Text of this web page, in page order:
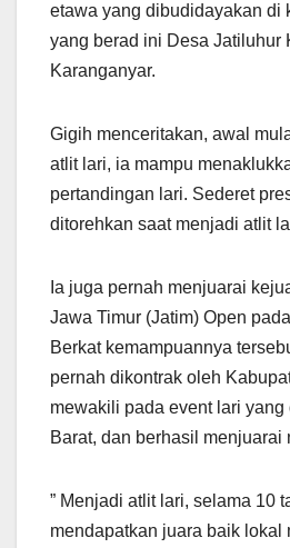
etawa yang dibudidayakan di
yang berad ini Desa Jatiluhur
Karanganyar.
Gigih menceritakan, awal
atlit lari, ia mampu
pertandingan lari. Sederet
ditorehkan saat menjadi atlit
Ia juga pernah menjuarai
Jawa Timur (Jatim) Open
Berkat kemampuannya
pernah dikontrak oleh
mewakili pada event lari
Barat, dan berhasil menjuarai
” Menjadi atlit lari, selama 10
mendapatkan juara baik lokal